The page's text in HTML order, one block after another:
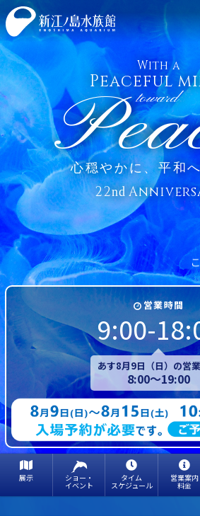
With a
Peaceful
toward
心穏やかに、平和
22nd
営業時間
9:00-
あす8月9日（日）の営
8:00～19:00
こ
展示 ショー・
イベント
タイム
スケジュール
営業案内
料金